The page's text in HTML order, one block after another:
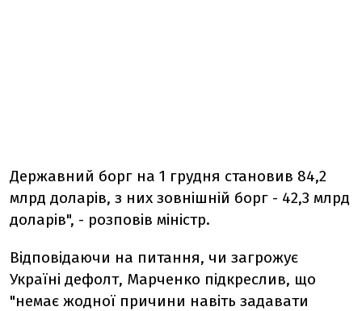
Державний борг на 1 грудня становив 84,2
млрд доларів, з них зовнішній борг - 42,3 млрд
доларів", - розповів міністр.
Відповідаючи на питання, чи загрожує
Україні дефолт, Марченко підкреслив, що
"немає жодної причини навіть задавати